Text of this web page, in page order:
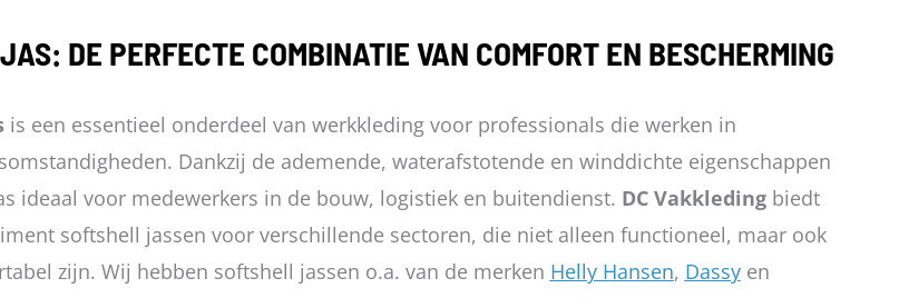
optie
gekozen
worden
op
de
productpagina
optie
gekozen
worden
op
de
productpagina
optie
worden
productpagina
DE PERFECTE COMBINATIE VAN COMFORT EN BESCHERMING
is een essentieel onderdeel van werkkleding voor professionals die werken in
Dankzij de ademende, waterafstotende en winddichte eigenschappen
ideaal voor medewerkers in de bouw, logistiek en buitendienst. DC Vakkledingbiedt
softshell jassen voor verschillende sectoren, die niet alleen functioneel, maar ook
zijn. Wij hebben softshell jassen o.a. van de merken Helly Hansen, Dassyen